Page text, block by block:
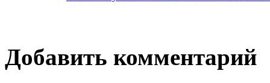
Добавить комментарий